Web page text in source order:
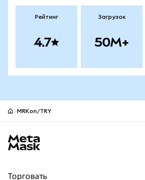
Рейтинг
4.7
Загрузок
50M+
MRKon/TRY
Торговать